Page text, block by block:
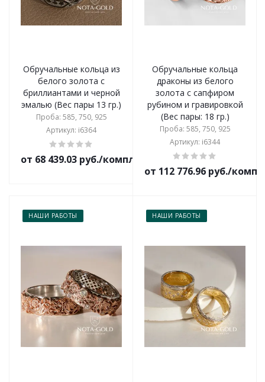
Обручальные кольца из
белого золота с
бриллиантами и черной
эмалью (Вес пары 13 гр.)
Проба: 585, 750, 925
Артикул: i6364
от 68 439.03 руб./комплект
Обручальные кольца
драконы из белого
золота с сапфиром
рубином и гравировкой
(Вес пары: 18 гр.)
Проба: 585, 750, 925
Артикул: i6344
от 112 776.96 руб./
НАШИ РАБОТЫ НАШИ РАБОТЫ